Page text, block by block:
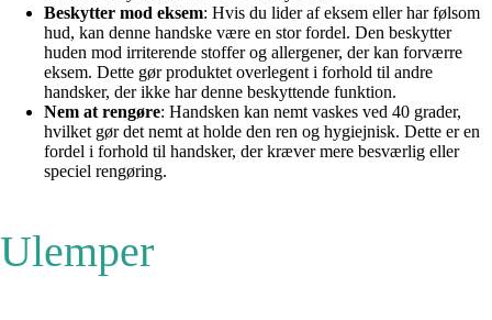
Beskytter mod eksem: Hvis du lider af eksem eller har følsom
hud, kan denne handske være en stor fordel. Den beskytter
huden mod irriterende stoffer og allergener, der kan forværre
eksem. Dette gør produktet overlegent i forhold til andre
handsker, der ikke har denne beskyttende funktion.
Nem at rengøre: Handsken kan nemt vaskes ved 40 grader,
hvilket gør det nemt at holde den ren og hygiejnisk. Dette er en
fordel i forhold til handsker, der kræver mere besværlig eller
speciel rengøring.
Ulemper